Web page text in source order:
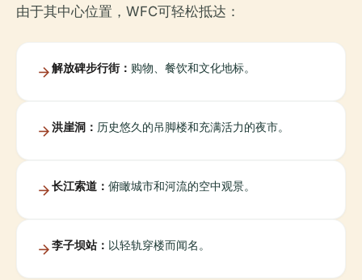
由于其中心位置，WFC可轻松抵达：
解放碑步行街： 购物、餐饮和文化地标。
洪崖洞： 历史悠久的吊脚楼和充满活力的夜市。
长江索道： 俯瞰城市和河流的空中观景。
李子坝站： 以轻轨穿楼而闻名。